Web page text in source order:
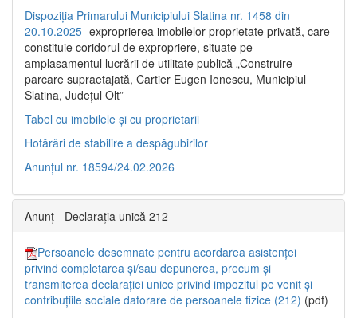
Dispoziția Primarului Municipiului Slatina nr. 1458 din
20.10.2025- exproprierea imobilelor proprietate privată, care
constituie coridorul de expropriere, situate pe
amplasamentul lucrării de utilitate publică „Construire
parcare supraetajată, Cartier Eugen Ionescu, Municipiul
Slatina, Județul Olt”
Tabel cu imobilele și cu proprietarii
Hotărâri de stabilire a despăgubirilor
Anunțul nr. 18594/24.02.2026
Anunț - Declarația unică 212
Persoanele desemnate pentru acordarea asistenței
privind completarea și/sau depunerea, precum și
transmiterea declarației unice privind impozitul pe venit și
contribuțiile sociale datorare de persoanele fizice (212) (pdf)